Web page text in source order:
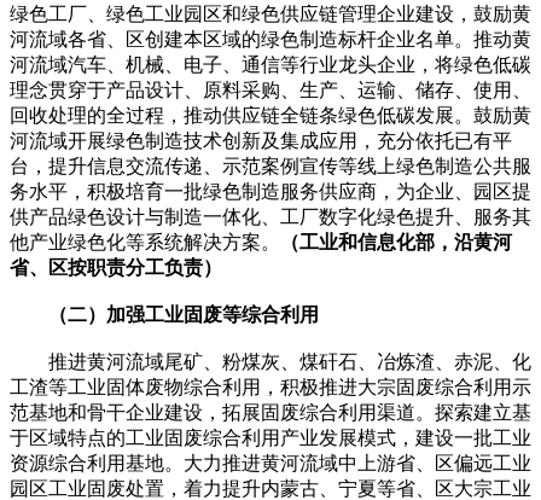
绿色工厂、绿色工业园区和绿色供应链管理企业建设，鼓励黄
河流域各省、区创建本区域的绿色制造标杆企业名单。推动黄
河流域汽车、机械、电子、通信等行业龙头企业，将绿色低碳
理念贯穿于产品设计、原料采购、生产、运输、储存、使用、
回收处理的全过程，推动供应链全链条绿色低碳发展。鼓励黄
河流域开展绿色制造技术创新及集成应用，充分依托已有平
台，提升信息交流传递、示范案例宣传等线上绿色制造公共服
务水平，积极培育一批绿色制造服务供应商，为企业、园区提
供产品绿色设计与制造一体化、工厂数字化绿色提升、服务其
他产业绿色化等系统解决方案。
（工业和信息化部，沿黄河
省、区按职责分工负责）
（二）加强工业固废等综合利用
推进黄河流域尾矿、粉煤灰、煤矸石、冶炼渣、赤泥、化
工渣等工业固体废物综合利用，积极推进大宗固废综合利用示
范基地和骨干企业建设，拓展固废综合利用渠道。探索建立基
于区域特点的工业固废综合利用产业发展模式，建设一批工业
资源综合利用基地。大力推进黄河流域中上游省、区偏远工业
园区工业固废处置，着力提升内蒙古、宁夏等省、区大宗工业